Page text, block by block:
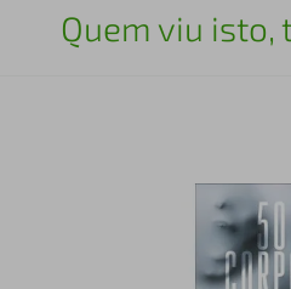
Quem viu isto,